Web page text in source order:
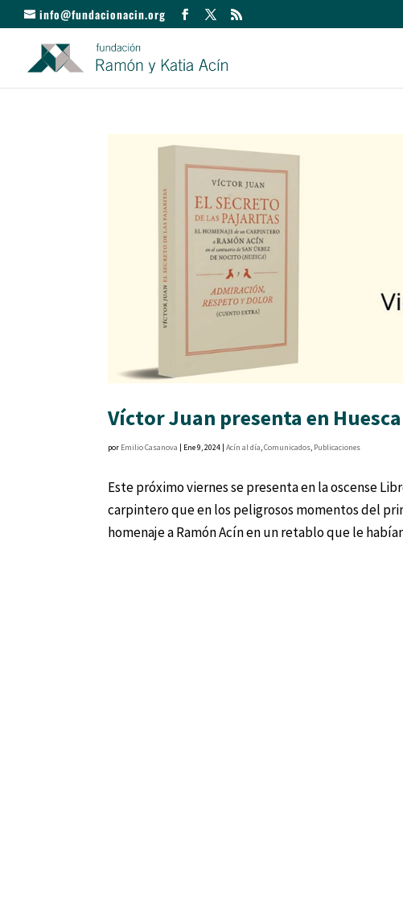
info@fundacionacin.org
Víctor Juan presenta en
por Emilio Casanova Ene 9, 2024 |Acín al día,Comunicados, Publicaciones
Este próximo viernes se presenta en la oscense
carpintero que en los peligrosos momentos del
homenaje a Ramón Acín en un retablo que le